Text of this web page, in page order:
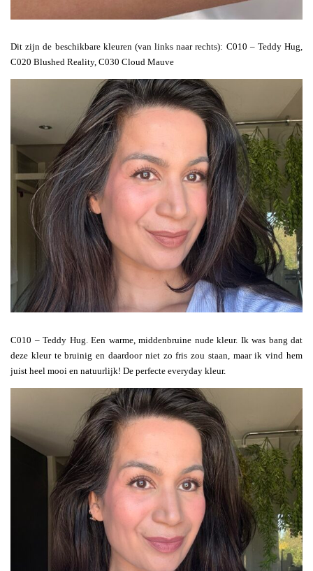
Dit zijn de beschikbare kleuren (van links naar rechts): C010 – Teddy Hug,
C020 Blushed Reality, C030 Cloud Mauve
C010 – Teddy Hug. Een warme, middenbruine nude kleur. Ik was bang dat
deze kleur te bruinig en daardoor niet zo fris zou staan, maar ik vind hem
juist heel mooi en natuurlijk! De perfecte everyday kleur.